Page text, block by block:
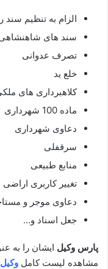
الزام به تنظیم
سند های
تصرف عدوانی
خلع ید
کلاهبرداری های
ماده 100 شهرداری
دعاوی شهرداری
سرقفلی
منابع طبیعی
تغییر کاربری اراضی
دعاوی موجر و
جعل اسناد و…
پارس وکیل ایشان را به
مشاهده لیست کامل